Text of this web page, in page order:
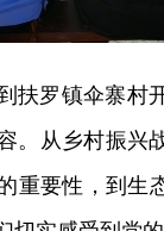
扶罗镇伞寨村
。从乡村振兴
重要性，到